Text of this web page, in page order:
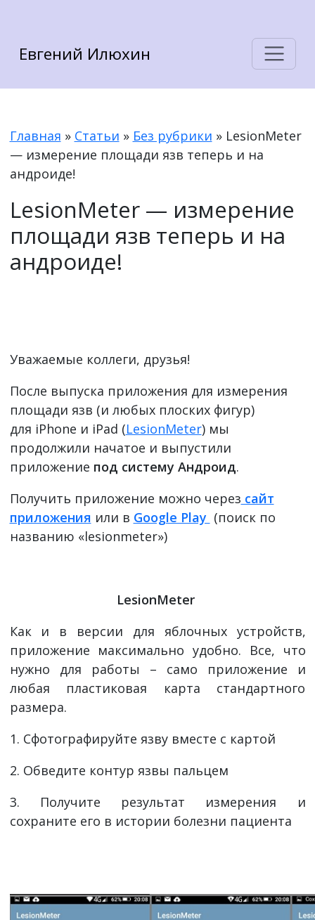
Евгений Илюхин
Главная » Статьи » Без рубрики » LesionMeter
— измерение площади язв теперь и на
андроиде!
LesionMeter — измерение
площади язв теперь и на
андроиде!
Уважаемые коллеги, друзья!
После выпуска приложения для измерения
площади язв (и любых плоских фигур)
для iPhone и iPad (LesionMeter) мы
продолжили начатое и выпустили
приложение под систему Андроид.
Получить приложение можно через сайт
приложения или в Google Play (поиск по
названию «lesionmeter»)
LesionMeter
Как и в версии для яблочных устройств,
приложение максимально удобно. Все, что
нужно для работы – само приложение и
любая пластиковая карта стандартного
размера.
1. Сфотографируйте язву вместе с картой
2. Обведите контур язвы пальцем
3. Получите результат измерения и
сохраните его в истории болезни пациента